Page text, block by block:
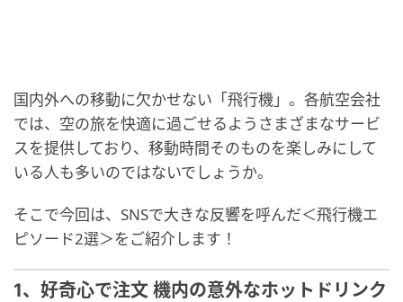
国内外への移動に欠かせない「飛行機」。各航空会社
では、空の旅を快適に過ごせるようさまざまなサービ
スを提供しており、移動時間そのものを楽しみにして
いる人も多いのではないでしょうか。
そこで今回は、SNSで大きな反響を呼んだ＜飛行機エ
ピソード2選＞をご紹介します！
1、好奇心で注文 機内の意外なホットドリンク